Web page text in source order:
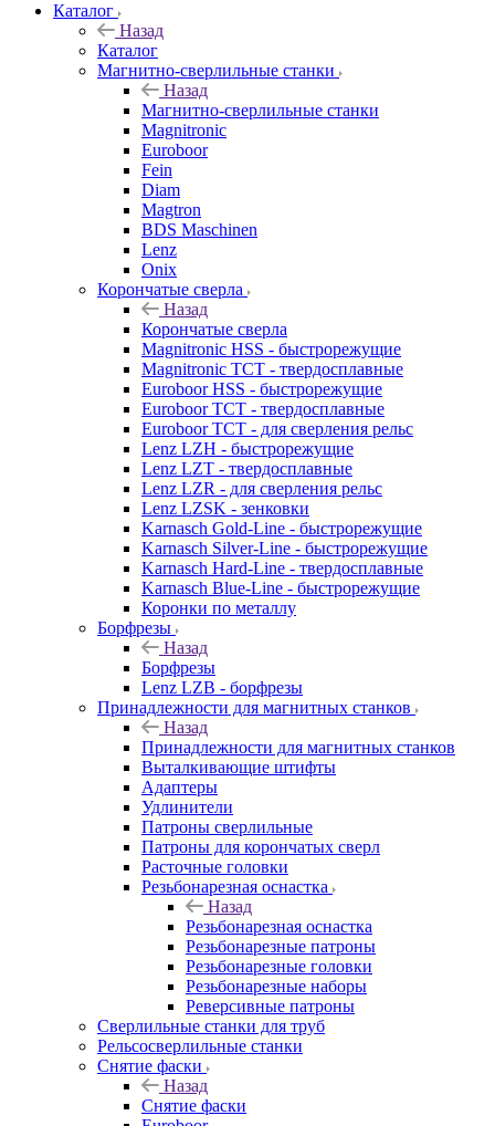
Каталог
Назад
Каталог
Магнитно-сверлильные станки
Назад
Магнитно-сверлильные станки
Magnitronic
Euroboor
Fein
Diam
Magtron
BDS Maschinen
Lenz
Onix
Корончатые сверла
Назад
Корончатые сверла
Magnitronic HSS - быстрорежущие
Magnitronic TCT - твердосплавные
Euroboor HSS - быстрорежущие
Euroboor TCT - твердосплавные
Euroboor TCT - для сверления рельс
Lenz LZH - быстрорежущие
Lenz LZT - твердосплавные
Lenz LZR - для сверления рельс
Lenz LZSK - зенковки
Karnasch Gold-Line - быстрорежущие
Karnasch Silver-Line - быстрорежущие
Karnasch Hard-Line - твердосплавные
Karnasch Blue-Line - быстрорежущие
Коронки по металлу
Борфрезы
Назад
Борфрезы
Lenz LZB - борфрезы
Принадлежности для магнитных станков
Назад
Принадлежности для магнитных станков
Выталкивающие штифты
Адаптеры
Удлинители
Патроны сверлильные
Патроны для корончатых сверл
Расточные головки
Резьбонарезная оснастка
Назад
Резьбонарезная оснастка
Резьбонарезные патроны
Резьбонарезные головки
Резьбонарезные наборы
Реверсивные патроны
Сверлильные станки для труб
Рельсосверлильные станки
Снятие фаски
Назад
Снятие фаски